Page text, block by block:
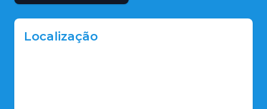
Localização